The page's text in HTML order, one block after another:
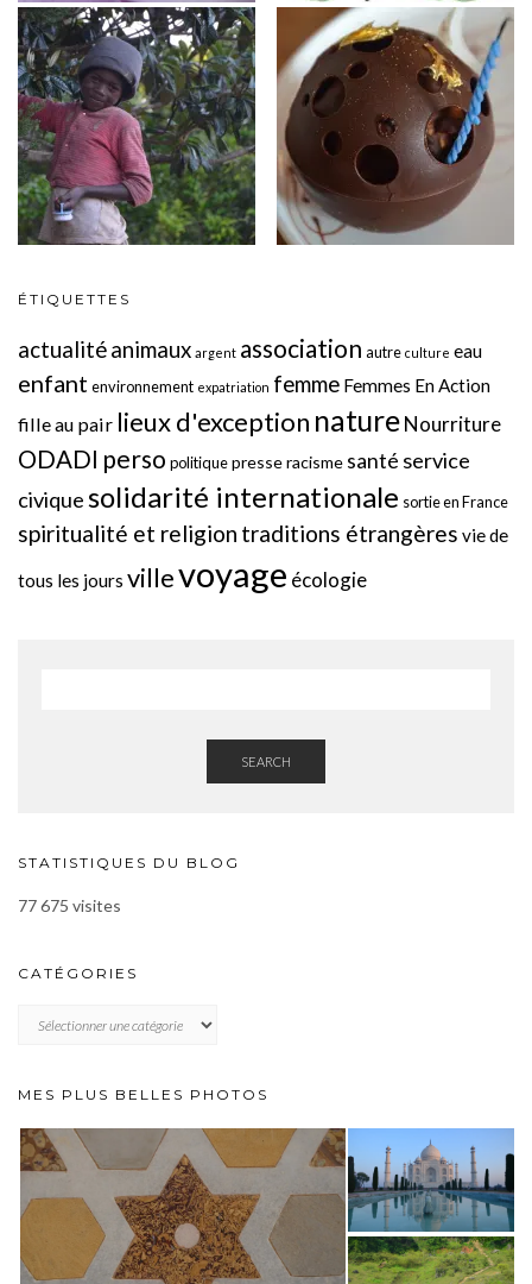
ÉTIQUETTES
actualitéanimaux argent association autre culture eau
enfant environnement expatriation femme Femmes En Action
fille au pair lieux d'exception natureNourriture
ODADI perso politiquepresseracisme santé service
civiquesolidarité internationale sortie en France
spiritualité et religion traditions étrangères vie de
tous les jours villevoyage écologie
SEARCH
STATISTIQUES DU BLOG
77 675 visites
CATÉGORIES
MES PLUS BELLES PHOTOS